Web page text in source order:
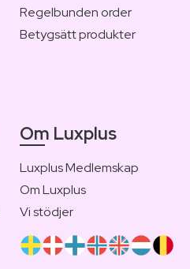
Regelbunden order
Betygsätt produkter
Om Luxplus
Luxplus Medlemskap
Om Luxplus
Vi stödjer